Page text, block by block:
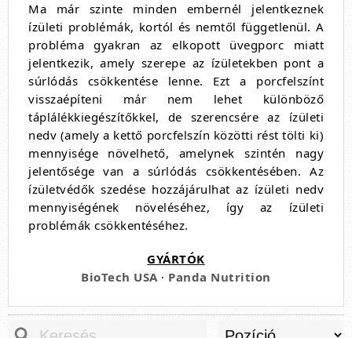
Ma már szinte minden embernél jelentkeznek
ízületi problémák, kortól és nemtől függetlenül. A
probléma gyakran az elkopott üvegporc miatt
jelentkezik, amely szerepe az ízületekben pont a
súrlódás csökkentése lenne. Ezt a porcfelszínt
visszaépíteni már nem lehet különböző
táplálékkiegészítőkkel, de szerencsére az ízületi
nedv (amely a kettő porcfelszín közötti rést tölti ki)
mennyisége növelhető, amelynek szintén nagy
jelentősége van a súrlódás csökkentésében. Az
ízületvédők szedése hozzájárulhat az ízületi nedv
mennyiségének növeléséhez, így az ízületi
problémák csökkentéséhez.
GYÁRTÓK
BioTech USA · Panda Nutrition